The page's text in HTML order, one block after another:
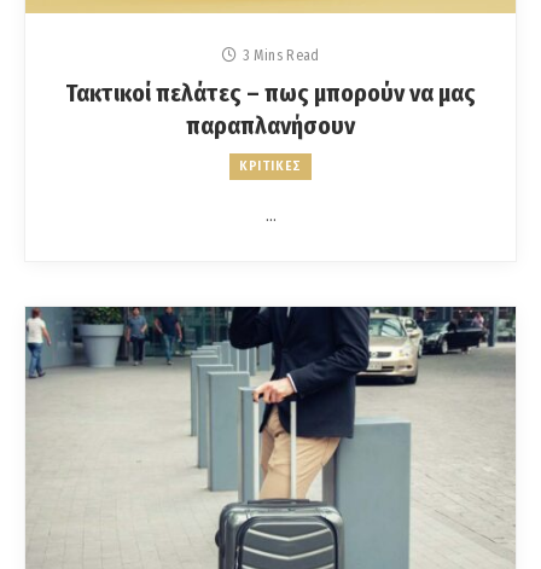
3 Mins Read
Τακτικοί πελάτες – πως μπορούν να μας
παραπλανήσουν
ΚΡΙΤΙΚΕΣ
…